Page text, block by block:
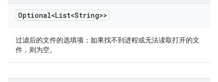
Optional<List<String>>
过滤后的文件的选填项；如果找不到进程或无法读取打开的文
件，则为空。